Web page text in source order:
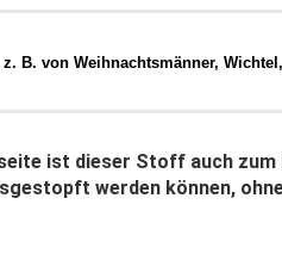
B. von Weihnachtsmänner,
ist dieser Stoff auch zum
werden können,